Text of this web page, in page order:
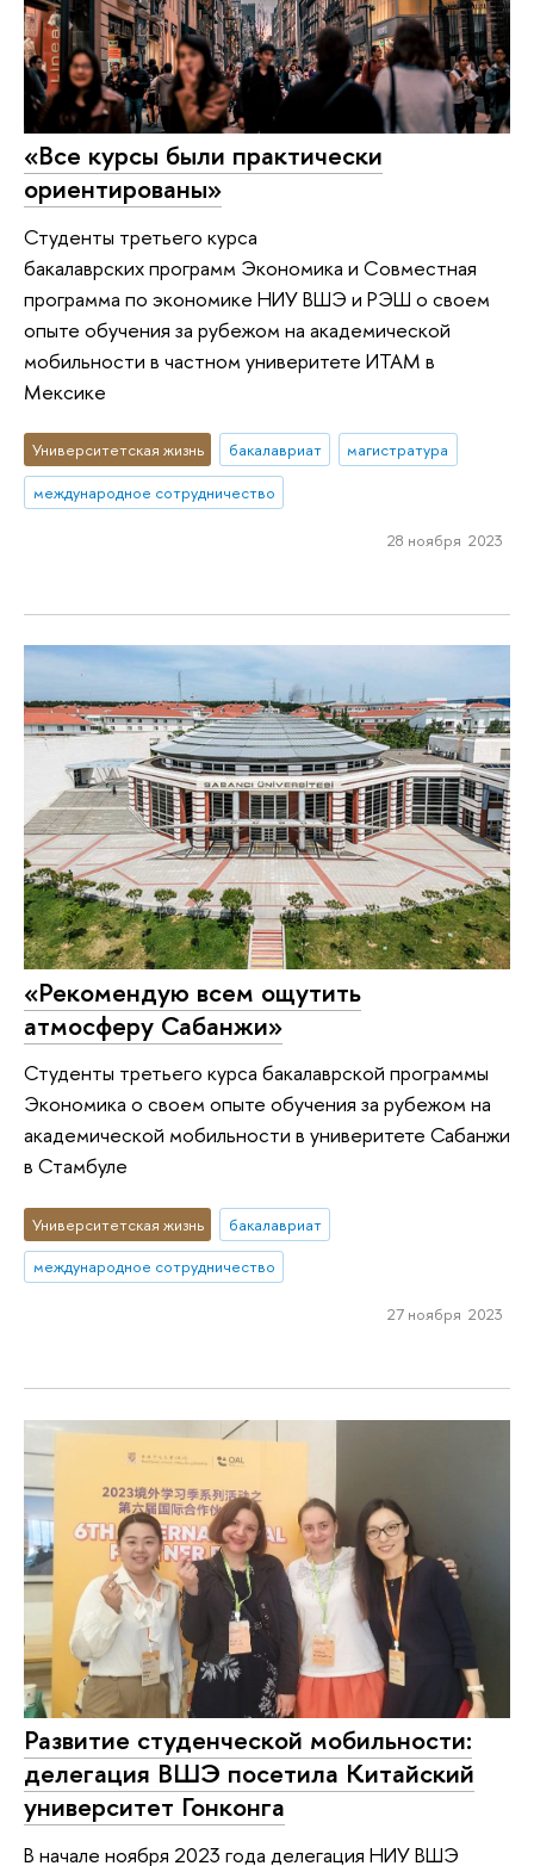
«Все курсы были практически
ориентированы»
Студенты третьего курса
бакалаврских программ Экономика и Совместная
программа по экономике НИУ ВШЭ и РЭШ о своем
опыте обучения за рубежом на академической
мобильности в частном универитете ИТАМ в
Мексике
Университетская жизнь бакалавриат
магистратура
международное сотрудничество
28 ноября 2023
«Рекомендую всем ощутить
атмосферу Сабанжи»
Студенты третьего курса бакалаврской программы
Экономика о своем опыте обучения за рубежом на
академической мобильности в универитете Сабанжи
в Стамбуле
Университетская жизнь
бакалавриат
международное сотрудничество
27 ноября 2023
Развитие студенческой мобильности:
делегация ВШЭ посетила Китайский
университет Гонконга
В начале ноября 2023 года делегация НИУ ВШЭ